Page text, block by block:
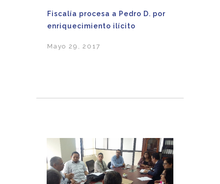
Fiscalía procesa a Pedro D. por
enriquecimiento ilícito
Mayo 29, 2017